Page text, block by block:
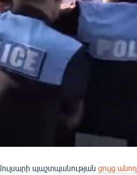
պաշտպանության ցույց անող